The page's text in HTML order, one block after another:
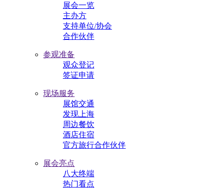
展会一览
主办方
支持单位/协会
合作伙伴
参观准备
观众登记
签证申请
现场服务
展馆交通
发现上海
周边餐饮
酒店住宿
官方旅行合作伙伴
展会亮点
八大终端
热门看点